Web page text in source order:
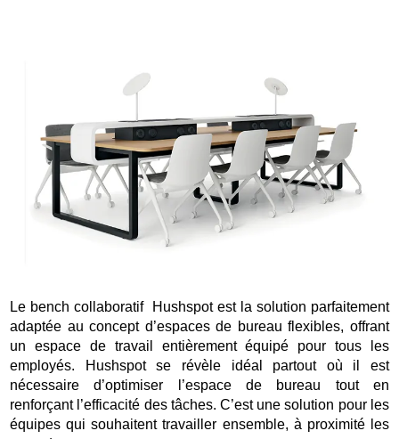
Le bench collaboratif Hushspot est la solution parfaitement
adaptée au concept d’espaces de bureau flexibles, offrant
un espace de travail entièrement équipé pour tous les
employés. Hushspot se révèle idéal partout où il est
nécessaire d’optimiser l’espace de bureau tout en
renforçant l’efficacité des tâches. C’est une solution pour les
équipes qui souhaitent travailler ensemble, à proximité les